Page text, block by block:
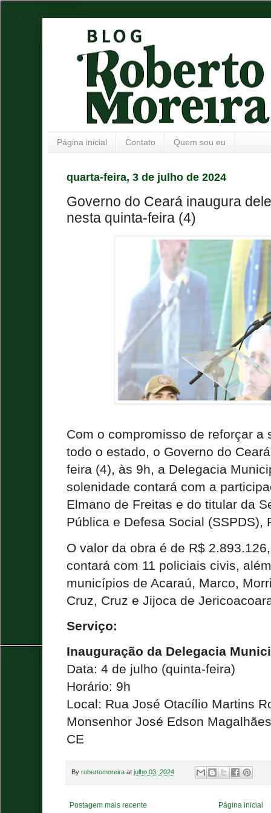
Página inicial Contato Quem sou eu
quarta-feira, 3 de julho de 2024
Governo do Ceará inaugura
nesta quinta-feira (4)
Com o compromisso de reforçar a
todo o estado, o Governo do
feira (4), às 9h, a Delegacia
solenidade contará com a
Elmano de Freitas e do titular da
Pública e Defesa Social (SSPDS),
O valor da obra é de R$
contará com 11 policiais civis,
municípios de Acaraú, Marco,
Cruz, Cruz e Jijoca de
Serviço:
Inauguração da Delegacia
Data: 4 de julho (quinta-feira)
Horário: 9h
Local: Rua José Otacílio Martins
Monsenhor José Edson
CE
By robertomoreira at julho 03, 2024
Postagem mais recente Página inicial